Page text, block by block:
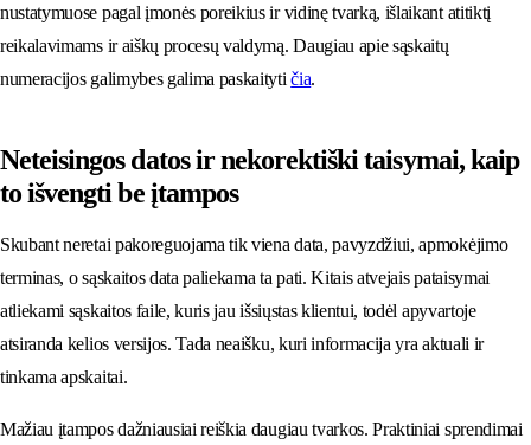
nustatymuose pagal įmonės poreikius ir vidinę tvarką, išlaikant atitiktį
reikalavimams ir aiškų procesų valdymą. Daugiau apie sąskaitų
numeracijos galimybes galima paskaitytičia.
Neteisingos datos ir nekorektiški taisymai, kaip
to išvengti be įtampos
Skubant neretai pakoreguojama tik viena data, pavyzdžiui, apmokėjimo
terminas, o sąskaitos data paliekama ta pati. Kitais atvejais pataisymai
atliekami sąskaitos faile, kuris jau išsiųstas klientui, todėl apyvartoje
atsiranda kelios versijos. Tada neaišku, kuri informacija yra aktuali ir
tinkama apskaitai.
Mažiau įtampos dažniausiai reiškia daugiau tvarkos. Praktiniai sprendimai